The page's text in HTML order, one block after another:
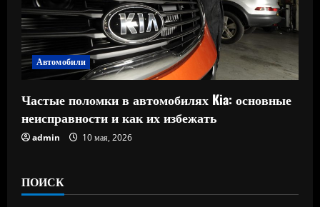
Автомобили
Частые поломки в автомобилях Kia: основные
неисправности и как их избежать
admin 10 мая, 2026
ПОИСК